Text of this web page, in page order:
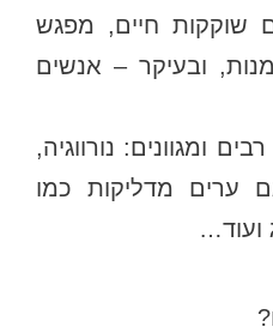
שוקקות חיים, מפגש
ובעיקר – אנשים
ומגוונים: נורווגיה,
ערים מדליקות כמו
ועוד…